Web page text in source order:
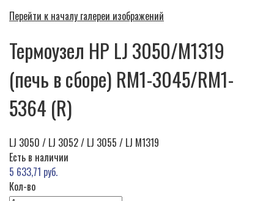
Перейти к началу галереи изображений
Термоузел HP LJ 3050/M1319
(печь в сборе) RM1-3045/RM1-
5364 (R)
LJ 3050 / LJ 3052 / LJ 3055 / LJ M1319
Есть в наличии
5 633,71 руб.
Кол-во